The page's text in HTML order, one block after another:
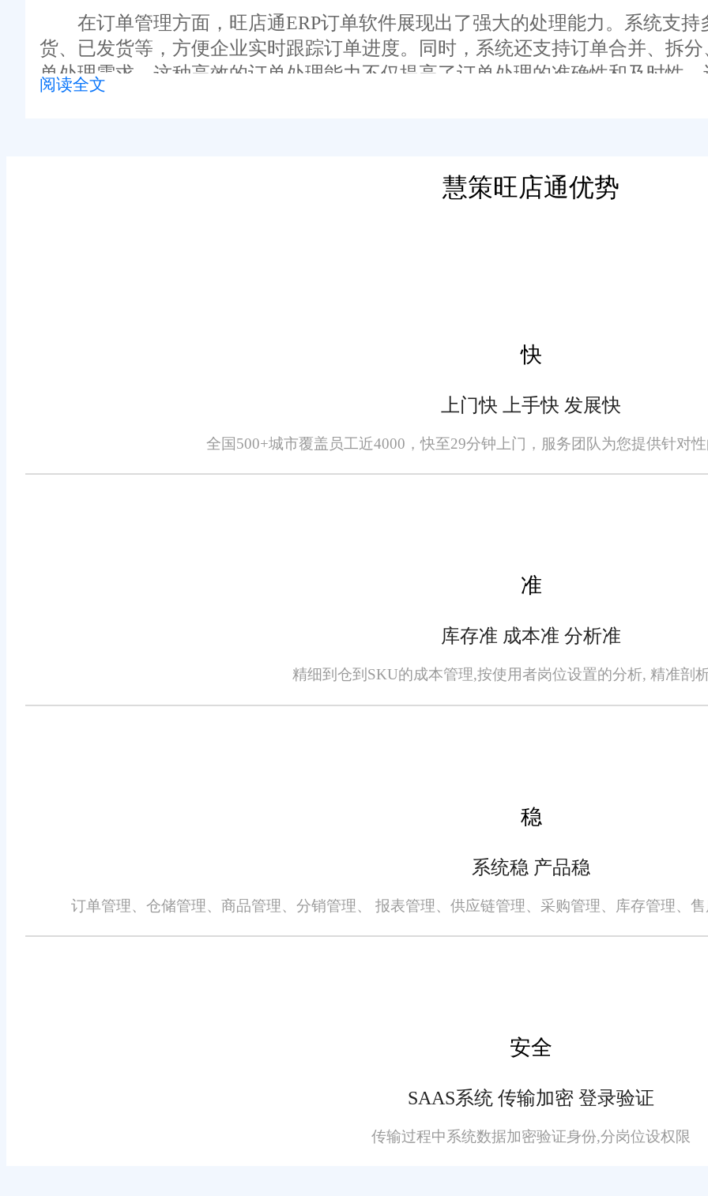
在订单管理方面，旺店通ERP订单软件展现出了强大的处理能力。系统支持
货、已发货等，方便企业实时跟踪订单进度。同时，系统还支持订单合并、拆
单处理需求。这种高效的订单处理能力不仅提高了订单处理的准确性和及时性，
计理念，使得旺店通ERP订单软件在济源地区电商企业中广受欢迎。
此外，旺店通还非常注重客户服务和长期合作关系。企业可以获得专业的系
的问题。这种全方位的服务支持不仅降低了企业的运营风险，还确保了业务的顺
企业提供更加全面、高效的ERP订单解决方案，助力企业实现可持续发展。
阅读全文
慧策旺店通优势
快
上门快 上手快 发展快
全国500+城市覆盖员工近4000，快至29分钟上门，服务团队为您提供针对
准
库存准 成本准 分析准
精细到仓到SKU的成本管理,按使用者岗位设置的分析, 精准剖
稳
系统稳 产品稳
订单管理、仓储管理、商品管理、分销管理、 报表管理、供应链管理、采购管理、库存管理、
安全
SAAS系统 传输加密 登录验证
传输过程中系统数据加密验证身份,分岗位设权限